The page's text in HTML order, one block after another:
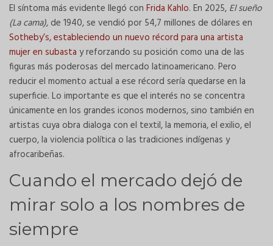
El síntoma más evidente llegó con Frida Kahlo. En 2025, El sueño
(La cama), de 1940, se vendió por 54,7 millones de dólares en
Sotheby’s, estableciendo un nuevo récord para una artista
mujer en subasta y reforzando su posición como una de las
figuras más poderosas del mercado latinoamericano. Pero
reducir el momento actual a ese récord sería quedarse en la
superficie. Lo importante es que el interés no se concentra
únicamente en los grandes iconos modernos, sino también en
artistas cuya obra dialoga con el textil, la memoria, el exilio, el
cuerpo, la violencia política o las tradiciones indígenas y
afrocaribeñas.
Cuando el mercado dejó de
mirar solo a los nombres de
siempre